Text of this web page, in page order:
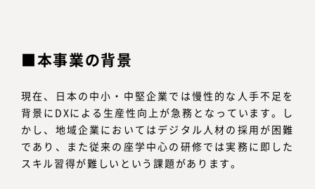
本事業の背景
現在、日本の中小・中堅企業では慢性的な人手不足を
背景にDXによる生産性向上が急務となっています。し
かし、地域企業においてはデジタル人材の採用が困難
であり、また従来の座学中心の研修では実務に即した
スキル習得が難しいという課題があります。